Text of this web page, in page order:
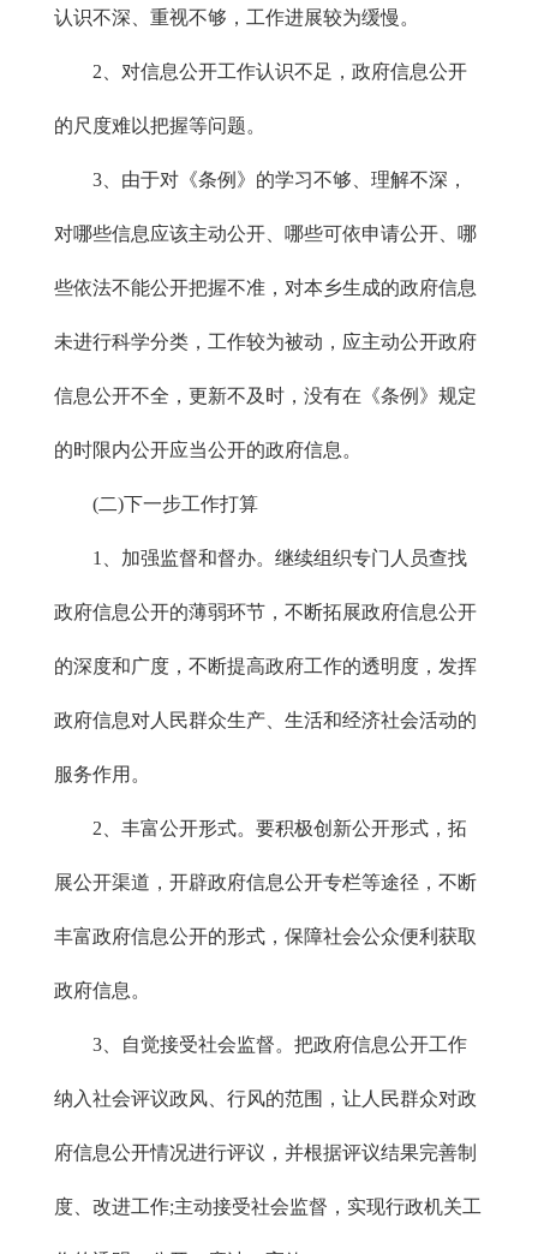
认识不深、重视不够，工作进展较为缓慢。
2、对信息公开工作认识不足，政府信息公开
的尺度难以把握等问题。
3、由于对《条例》的学习不够、理解不深，
对哪些信息应该主动公开、哪些可依申请公开、哪
些依法不能公开把握不准，对本乡生成的政府信息
未进行科学分类，工作较为被动，应主动公开政府
信息公开不全，更新不及时，没有在《条例》规定
的时限内公开应当公开的政府信息。
(二)下一步工作打算
1、加强监督和督办。继续组织专门人员查找
政府信息公开的薄弱环节，不断拓展政府信息公开
的深度和广度，不断提高政府工作的透明度，发挥
政府信息对人民群众生产、生活和经济社会活动的
服务作用。
2、丰富公开形式。要积极创新公开形式，拓
展公开渠道，开辟政府信息公开专栏等途径，不断
丰富政府信息公开的形式，保障社会公众便利获取
政府信息。
3、自觉接受社会监督。把政府信息公开工作
纳入社会评议政风、行风的范围，让人民群众对政
府信息公开情况进行评议，并根据评议结果完善制
度、改进工作;主动接受社会监督，实现行政机关工